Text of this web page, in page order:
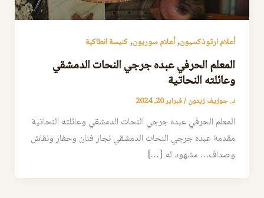
أعلام ارثوذكسيون,أعلام سوريون,كنيسة انطاكية
المعلم الحرفي عبده جرجي النحات الدمشقي
وعائلته النحاتية
د. جوزيف زيتون/فبراير 20, 2024
المعلم الحرفي عبده جرجي النحات الدمشقي وعائلته النحاتية
مقدمة عبده جرجي النحات الدمشقي نجار فنان وحفار ونقاش
وصداف… مشهود له […]